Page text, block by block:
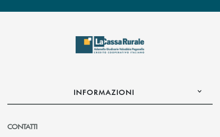
INFORMAZIONI
CONTATTI